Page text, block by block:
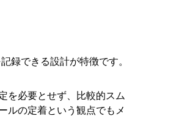
録できる設計が特徴です。
を必要とせず、比較的スム
ルの定着という観点でもメ